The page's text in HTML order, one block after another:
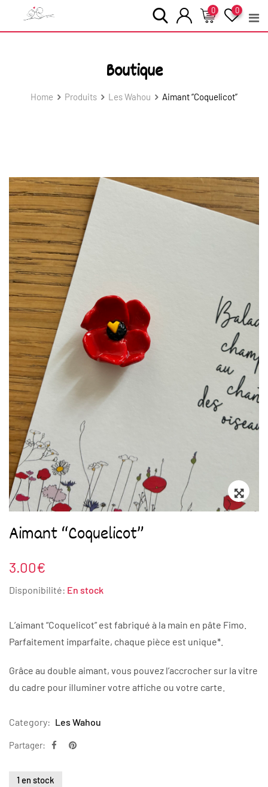
0
0
Boutique
Home Produits Les Wahou Aimant “Coquelicot”
Aimant “Coquelicot”
3.00€
Disponibilité: En stock
L’aimant “Coquelicot” est fabriqué à la main en pâte Fimo.
Parfaitement imparfaite, chaque pièce est unique*.
Grâce au double aimant, vous pouvez l’accrocher sur la vitre
du cadre pour illuminer votre affiche ou votre carte.
Category: Les Wahou
Partager:
1 en stock